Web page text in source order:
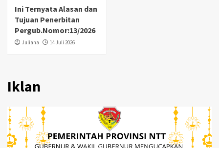
Ini Ternyata Alasan dan
Tujuan Penerbitan
Pergub.Nomor:13/2026
Juliana 14 Juli 2026
Iklan